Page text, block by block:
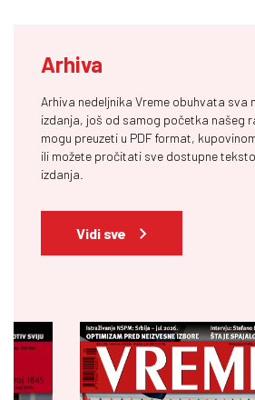
Arhiva
Arhiva nedeljnika Vreme obuhvata sva
izdanja, još od samog početka našeg
mogu preuzeti u PDF format,
ili možete pročitati sve dostupne
izdanja.
Vidi sve